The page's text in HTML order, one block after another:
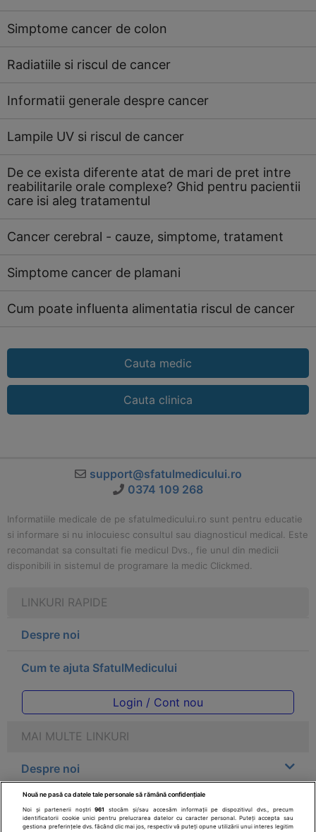
Simptome cancer de colon
Radiatiile si riscul de cancer
Informatii generale despre cancer
Lampile UV si riscul de cancer
De ce exista diferente atat de mari de pret intre
reabilitarile orale complexe? Ghid pentru pacientii
care isi aleg tratamentul
Cancer cerebral - cauze, simptome, tratament
Simptome cancer de plamani
Cum poate influenta alimentatia riscul de cancer
Cauta medic
Cauta clinica
support@sfatulmedicului.ro
0374 109 268
Informatiile medicale de pe sfatulmedicului.ro sunt pentru educatie
si informare si nu inlocuiesc consultul sau diagnosticul medical. Este
recomandat sa consultati fie medicul Dvs., fie unul din medicii
disponibili in sistemul de programare la medic Clickmed.
LINKURI RAPIDE
Despre noi
Cum te ajuta SfatulMedicului
Login / Cont nou
MAI MULTE LINKURI
Despre noi
Legal
Nouă ne pasă ca datele tale personale să rămână confidențiale
Noi și partenerii noștri961
stocăm și/sau accesăm informații pe dispozitivul dvs., precum
identificatorii cookie unici pentru prelucrarea datelor cu caracter personal. Puteți accepta sau
gestiona preferințele dvs. făcând clic mai jos, respectiv vă puteți opune utilizării unui interes legitim